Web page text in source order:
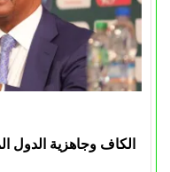
الكاف وجاهزية